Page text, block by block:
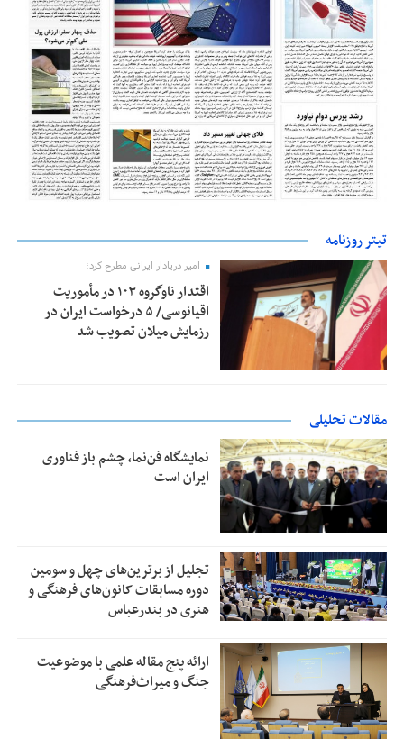
تیتر روزنامه
امیر دریادار ایرانی مطرح کرد؛
اقتدار ناوگروه ۱۰۳ در مأموریت‌
اقیانوسی/ ۵ درخواست ایران در
رزمایش میلان تصویب شد
مقالات تحلیلی
نمایشگاه فن‌نما، چشم باز فناوری
ایران است
تجلیل از بر‌ترین‌های چهل و سومین
دوره مسابقات کانون‌های فرهنگی و
هنری در بندرعباس
ارائه پنج مقاله علمی با موضوعیت
جنگ و میراث‌فرهنگی